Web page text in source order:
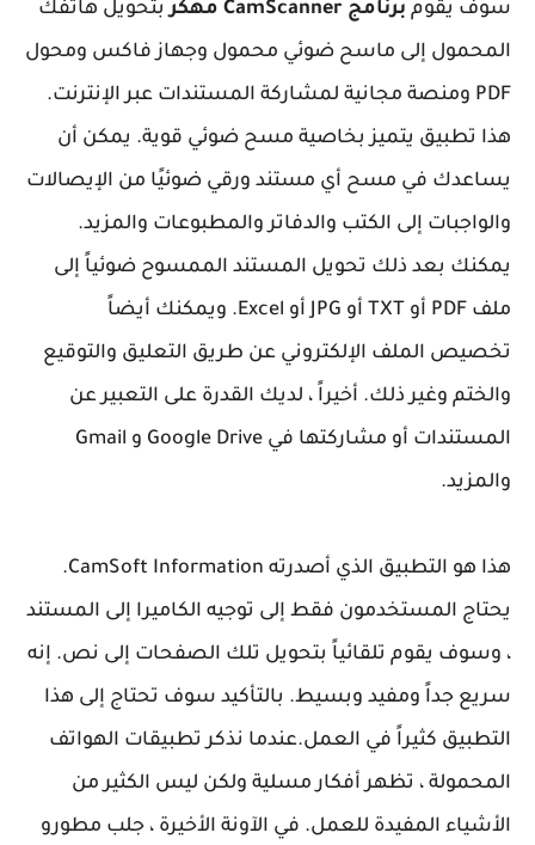
سوف يقوم برنامج CamScanner مهكر
بتحويل هاتفك
المحمول إلى ماسح ضوئي محمول وجهاز فاكس ومحول
PDF ومنصة مجانية لمشاركة المستندات عبر الإنترنت.
هذا تطبيق يتميز بخاصية مسح ضوئي قوية. يمكن أن
يساعدك في مسح أي مستند ورقي ضوئيًا من الإيصالات
والواجبات إلى الكتب والدفاتر والمطبوعات والمزيد.
يمكنك بعد ذلك تحويل المستند الممسوح ضوئياً إلى
ملف PDF أو TXT أو JPG أو Excel. ويمكنك أيضاً
تخصيص الملف الإلكتروني عن طريق التعليق والتوقيع
والختم وغير ذلك. أخيراً ، لديك القدرة على التعبير عن
المستندات أو مشاركتها في Google Drive و Gmail
والمزيد.
هذا هو التطبيق الذي أصدرته CamSoft Information.
يحتاج المستخدمون فقط إلى توجيه الكاميرا إلى المستند
، وسوف يقوم تلقائياً بتحويل تلك الصفحات إلى نص. إنه
سريع جداً ومفيد وبسيط. بالتأكيد سوف تحتاج إلى هذا
التطبيق كثيراً في العمل.عندما نذكر تطبيقات الهواتف
المحمولة ، تظهر أفكار مسلية ولكن ليس الكثير من
الأشياء المفيدة للعمل. في الآونة الأخيرة ، جلب مطورو